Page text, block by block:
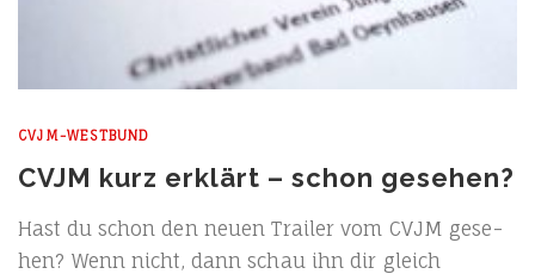
CVJM-WESTBUND
CVJM kurz erklärt – schon gesehen?
Hast du schon den neu­en Trai­ler vom CVJM gese­
hen? Wenn nicht, dann schau ihn dir gleich